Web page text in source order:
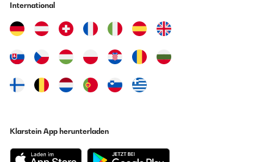
International
Klarstein App herunterladen